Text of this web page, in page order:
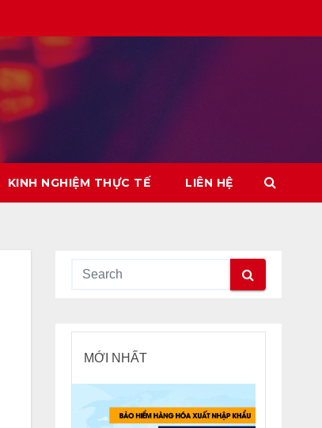
KINH NGHIỆM THỰC TẾ LIÊN HỆ
MỚI NHẤT